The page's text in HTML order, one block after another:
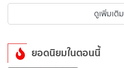
ดูเพิ่มเติม
ยอดนิยมในตอนนี้